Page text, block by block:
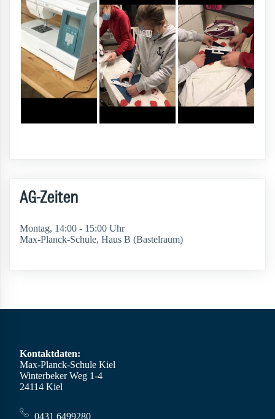
AG-Zeiten
Montag, 14:00 - 15:00 Uhr
Max-Planck-Schule, Haus B (Bastelraum)
Kontaktdaten:
Max-Planck-Schule Kiel
Winterbeker Weg 1-4
24114 Kiel
0431 6499280